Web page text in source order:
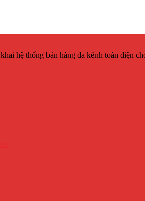
hệ thống bán hàng đa kênh toàn diện